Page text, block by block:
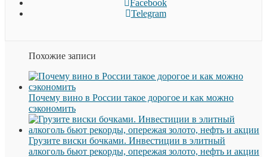
Facebook
Telegram
Похожие записи
Почему вино в России такое дорогое и как можно
сэкономить
Грузите виски бочками. Инвестиции в элитный
алкоголь бьют рекорды, опережая золото, нефть и акции